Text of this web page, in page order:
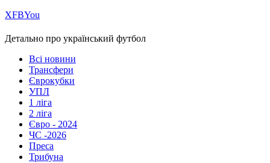
ХFBYou
Детально про український футбол
Всі новини
Трансфери
Єврокубки
УПЛ
1 ліга
2 ліга
Євро - 2024
ЧС -2026
Преса
Трибуна